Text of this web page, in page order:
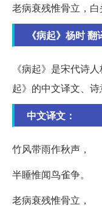
老病衰残惟骨立，白
《病起》杨时
《病起》是宋代诗
起》的中文译文、诗
中文译文：
竹风带雨作秋声，
半睡惟闻鸟雀争。
老病衰残惟骨立，